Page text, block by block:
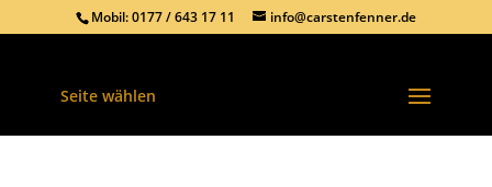
Mobil: 0177 / 643 17 11 info@carstenfenner.de
Seite wählen